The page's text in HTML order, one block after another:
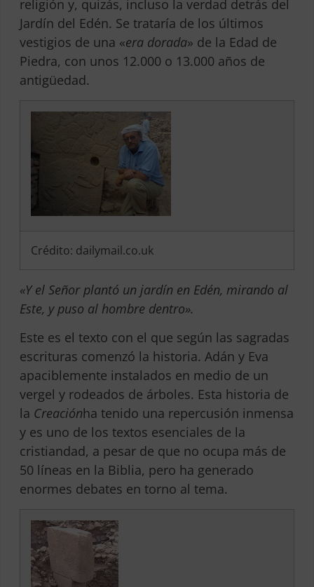
religión y, quizás, incluso la verdad detrás del
Jardín del Edén. Se trataría de los últimos
vestigios de una «era dorada» de la Edad de
Piedra, con unos 12.000 o 13.000 años de
antigüedad.
Crédito: dailymail.co.uk
«Y el Señor plantó un jardín en Edén, mirando al
Este, y puso al hombre dentro».
Este es el texto con el que según las sagradas
escrituras comenzó la historia. Adán y Eva
apaciblemente instalados en medio de un
vergel y rodeados de árboles. Esta historia de
la Creaciónha tenido una repercusión inmensa
y es uno de los textos esenciales de la
cristiandad, a pesar de que no ocupa más de
50 líneas en la Biblia, pero ha generado
enormes debates en torno al tema.